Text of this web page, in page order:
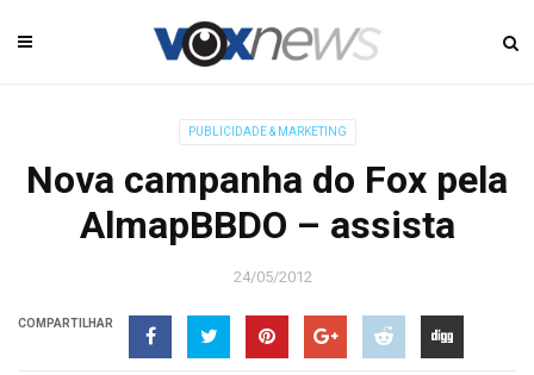
PUBLICIDADE & MARKETING
Nova campanha do Fox pela
AlmapBBDO – assista
24/05/2012
COMPARTILHAR